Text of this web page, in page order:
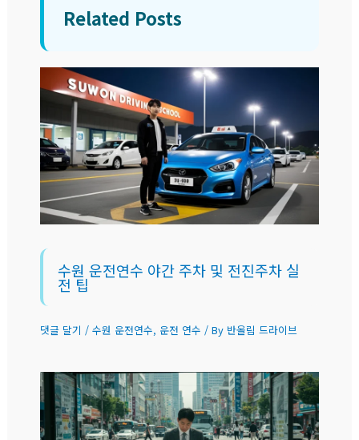
Related Posts
수원 운전연수 야간 주차 및 전진주차 실
전 팁
댓글 달기 / 수원 운전연수, 운전 연수 / By 반올림 드라이브